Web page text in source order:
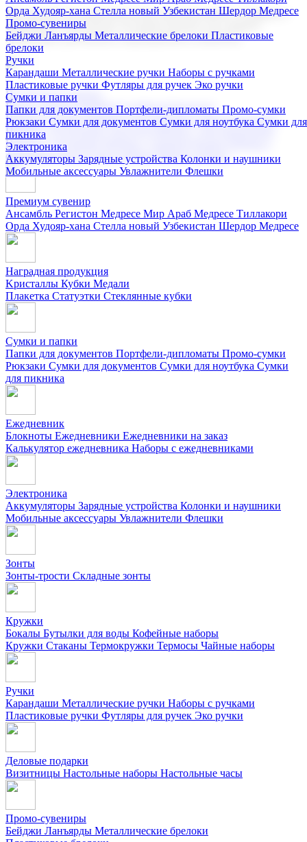
Орда Худояр-хана Стелла новый Узбекистан Шердор Медресе
Промо-сувениры
Бейджи Ланъярды Металлические брелоки Пластиковые
брелоки
Ручки
Карандаши Металлические ручки Наборы с ручками
Пластиковые ручки Футляры для ручек Эко ручки
Сумки и папки
Папки для документов Портфели-дипломаты Промо-сумки
Рюкзаки Сумки для документов Сумки для ноутбука Сумки для
пикника
Электроника
Аккумуляторы Зарядные устройства Колонки и наушники
Мобильные аксессуары Увлажнители Флешки
Мы предлагаем широкий выбор корпоративных подарков и
сувениров с логотипом. В нашем каталоге вы найдете
продукцию для бизнеса, мероприятия и клиентов.
Подарочные наборы
Бизнес наборыКофейные наборы Кошельки
Наборы из кожиНаборы ручекНаборы с аккумуляторами
Наборы с бутылками для воды
Наборы с ежедневниками
Наборы с кружками
флешкамиНовогодние наборыЧайные наборы
Премиум сувенир
Ансамбль Регистон Медресе Мир Араб Медресе Тиллакори
Орда Худояр-хана Стелла новый Узбекистан Шердор Медресе
Наградная продукция
Kристаллы Кубки Медали
Плакетка Статуэтки Стеклянные кубки
Сумки и папки
Папки для документов Портфели-дипломаты Промо-сумки
Рюкзаки Сумки для документов Сумки для ноутбука Сумки
для пикника
Ежедневник
Блокноты Ежедневники Ежедневники на заказ
Калькулятор ежедневника Наборы с ежедневниками
Электроника
Аккумуляторы Зарядные устройства Колонки и наушники
Мобильные аксессуары Увлажнители Флешки
Зонты
Зонты-трости Складные зонты
Кружки
Бокалы Бутылки для воды Кофейные наборы
Кружки Стаканы Термокружки Термосы Чайные наборы
Ручки
Карандаши Металлические ручки Наборы с ручками
Пластиковые ручки Футляры для ручек Эко ручки
Деловые подарки
Визитницы Настольные наборы Настольные часы
Промо-сувениры
Бейджи Ланъярды Металлические брелоки